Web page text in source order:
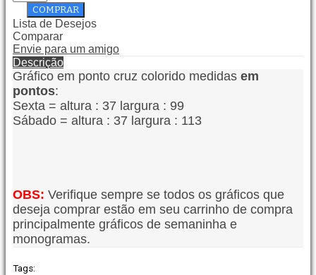
Lista de Desejos
Comparar
Envie para um amigo
Descrição
Gráfico em ponto cruz colorido medidas em
pontos:
Sexta = altura : 37 largura : 99
Sábado = altura : 37 largura : 113
OBS: Verifique sempre se todos os gráficos que
deseja comprar estão em seu carrinho de compra
principalmente gráficos de semaninha e
monogramas.
Tags: